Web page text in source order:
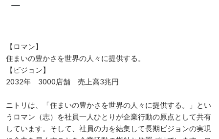
【ロマン】
住まいの豊かさを世界の人々に提供する。
【ビジョン】
2032年　3000店舗　売上高3兆円
ニトリは、「住まいの豊かさを世界の人々に提供する。」とい
うロマン（志）を社員一人ひとりが企業行動の原点として共有
しています。そして、社員の力を結集して長期ビジョンの実現